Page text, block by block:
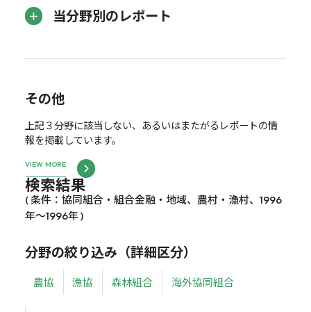
当分野別のレポート
その他
上記３分野に該当しない、あるいはまたがるレポートの情
報を掲載しています。
VIEW MORE
検索結果
( 条件：協同組合・組合金融・地域、農村・漁村、1996
年～1996年 )
分野の絞り込み（詳細区分）
農協 漁協 森林組合 海外協同組合